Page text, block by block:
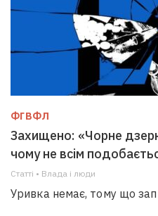
ФГВФЛ
Захищено: «Чорне
чому не всім
Статті • Влада i люди
Уривка немає, тому що